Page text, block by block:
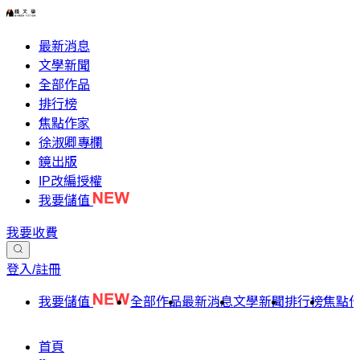
最新消息
文學新聞
全部作品
排行榜
焦點作家
徐淑卿專欄
鏡出版
IP改編授權
我要儲值
我要收費
登入/註冊
我要儲值 全部作品最新消息文學新聞排行榜焦點
首頁